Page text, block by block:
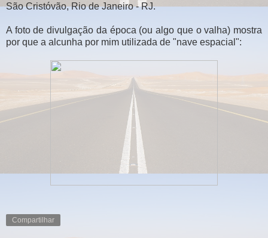
São Cristóvão, Rio de Janeiro - RJ.
A foto de divulgação da época (ou algo que o valha) mostra
por que a alcunha por mim utilizada de "nave espacial":
Compartilhar